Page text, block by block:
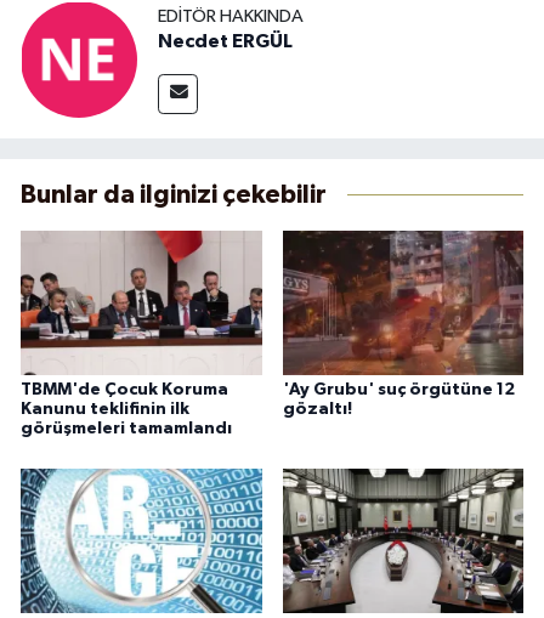
EDITÖR HAKKINDA
Necdet ERGÜL
Bunlar da ilginizi çekebilir
TBMM'de Çocuk Koruma
Kanunu teklifinin ilk
görüşmeleri tamamlandı
'Ay Grubu' suç örgütüne 12
gözaltı!